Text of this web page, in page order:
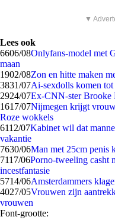
▼
Lees ook
6606/08Onlyfans-model met
maan
1902/08Zon en hitte maken
3831/07Ai-sexdolls komen
2924/07Ex-CNN-ster Brooke
1617/07Nijmegen krijgt
Roze wokkels
6112/07Kabinet wil dat
vakantie
7630/06Man met 25cm penis
7117/06Porno-tweeling casht
incestfantasie
5714/06Amsterdammers
4027/05Vrouwen zijn
vrouwen
Font-grootte: